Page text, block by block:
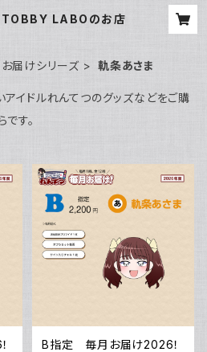
TOBBY LABOのお店
届けシリーズ 軌条あさま
イドルれんてつのグッズなどをご購
す。
B指定 毎月お届け2026！